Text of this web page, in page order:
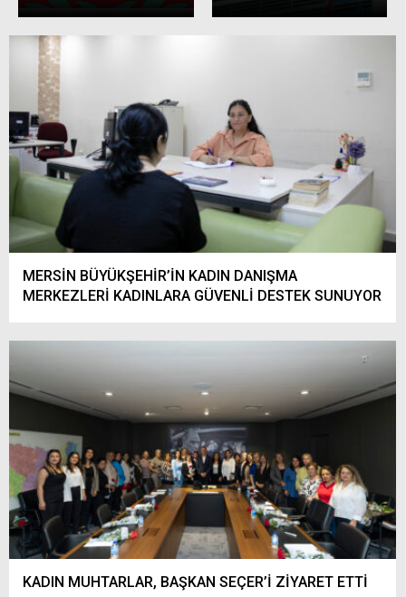
MERSİN BÜYÜKŞEHİR’İN KADIN DANIŞMA
MERKEZLERİ KADINLARA GÜVENLİ DESTEK SUNUYOR
KADIN MUHTARLAR, BAŞKAN SEÇER’İ ZİYARET ETTİ